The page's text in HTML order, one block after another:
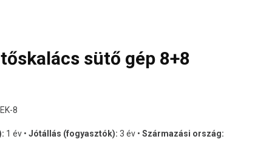
sütő gép 8+8
8
1 év • Jótállás (fogyasztók): 3 év • Származási ország: